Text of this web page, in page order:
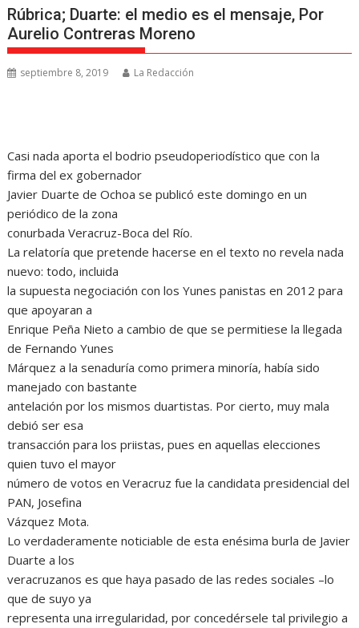
Rúbrica; Duarte: el medio es el mensaje, Por
Aurelio Contreras Moreno
septiembre 8, 2019 La Redacción
Casi nada aporta el bodrio pseudoperiodístico que con la
firma del ex gobernador
Javier Duarte de Ochoa se publicó este domingo en un
periódico de la zona
conurbada Veracruz-Boca del Río.
La relatoría que pretende hacerse en el texto no revela nada
nuevo: todo, incluida
la supuesta negociación con los Yunes panistas en 2012 para
que apoyaran a
Enrique Peña Nieto a cambio de que se permitiese la llegada
de Fernando Yunes
Márquez a la senaduría como primera minoría, había sido
manejado con bastante
antelación por los mismos duartistas. Por cierto, muy mala
debió ser esa
transacción para los priistas, pues en aquellas elecciones
quien tuvo el mayor
número de votos en Veracruz fue la candidata presidencial del
PAN, Josefina
Vázquez Mota.
Lo verdaderamente noticiable de esta enésima burla de Javier
Duarte a los
veracruzanos es que haya pasado de las redes sociales –lo
que de suyo ya
representa una irregularidad, por concedérsele tal privilegio a